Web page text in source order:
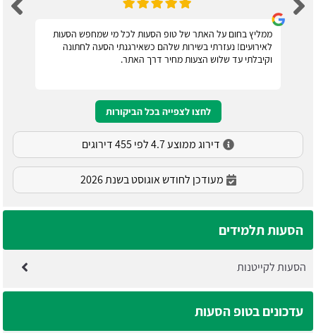
ממליץ בחום על האתר של טופ הסעות לכל מי שמחפש הסעות
לאירועים! נעזרתי בשירות שלהם כשאירגנתי הסעה לחתונה
וקיבלתי עד שלוש הצעות מחיר דרך האתר.
לחצו לצפייה בכל הביקורות
דירוג ממוצע 4.7 לפי 455 דירוגים
מעודכן לחודש אוגוסט בשנת 2026
הסעות תלמידים
הסעות לקייטנות
עדכונים בטופ הסעות